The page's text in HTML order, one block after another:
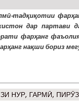
тадқиқотии
дар партави
фарҳанг
нақши бориз
НУР, ГАРМӢ,